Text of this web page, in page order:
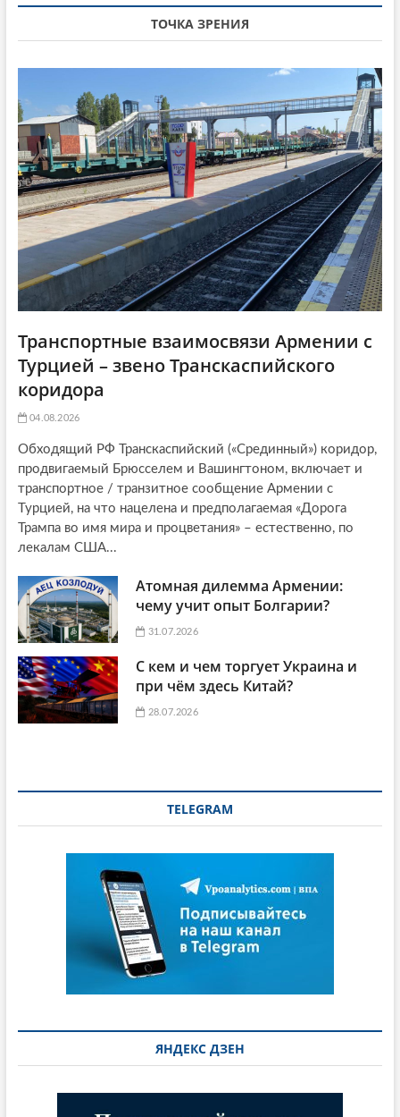
t
i
o
n
ь
я
:
ь
я
:
ТОЧКА ЗРЕНИЯ
Транспортные взаимосвязи Армении с
Турцией – звено Транскаспийского
коридора
04.08.2026
Обходящий РФ Транскаспийский («Срединный») коридор,
продвигаемый Брюсселем и Вашингтоном, включает и
транспортное / транзитное сообщение Армении с
Турцией, на что нацелена и предполагаемая «Дорога
Трампа во имя мира и процветания» – естественно, по
лекалам США...
Атомная дилемма Армении:
чему учит опыт Болгарии?
31.07.2026
С кем и чем торгует Украина и
при чём здесь Китай?
28.07.2026
TELEGRAM
ЯНДЕКС ДЗЕН